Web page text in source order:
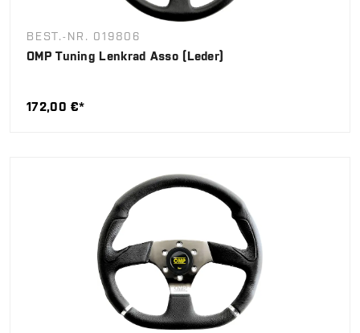
BEST.-NR. 019806
OMP Tuning Lenkrad Asso (Leder)
172,00 €*